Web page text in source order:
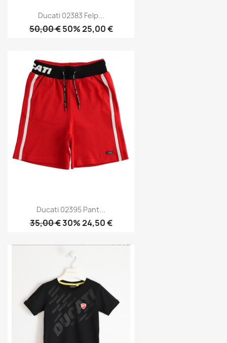
Ducati 02383 Felp...
50,00 €50% 25,00 €
Ducati 02395 Pant...
35,00 €30% 24,50 €